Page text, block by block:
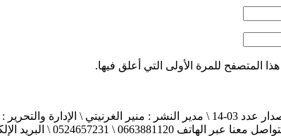
المتصفح للمرة الأولى التي أعلق فيها.